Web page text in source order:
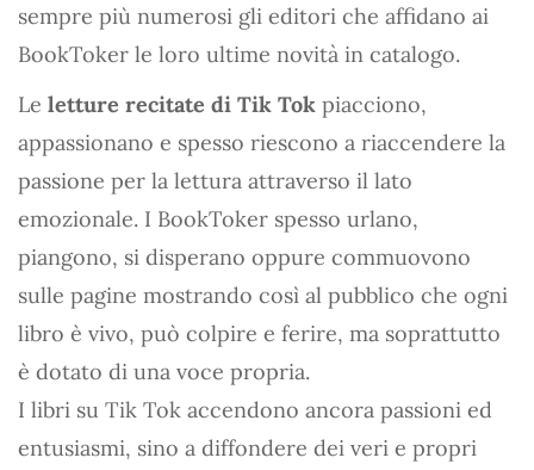
sempre più numerosi gli editori che affidano ai
BookToker le loro ultime novità in catalogo.
Le letture recitate di Tik Tok piacciono,
appassionano e spesso riescono a riaccendere la
passione per la lettura attraverso il lato
emozionale. I BookToker spesso urlano,
piangono, si disperano oppure commuovono
sulle pagine mostrando così al pubblico che ogni
libro è vivo, può colpire e ferire, ma soprattutto
è dotato di una voce propria.
I libri su Tik Tok accendono ancora passioni ed
entusiasmi, sino a diffondere dei veri e propri